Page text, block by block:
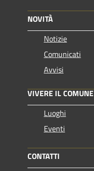
NOVITÀ
Notizie
Comunicati
Avvisi
VIVERE IL COMUNE
Luoghi
Eventi
CONTATTI